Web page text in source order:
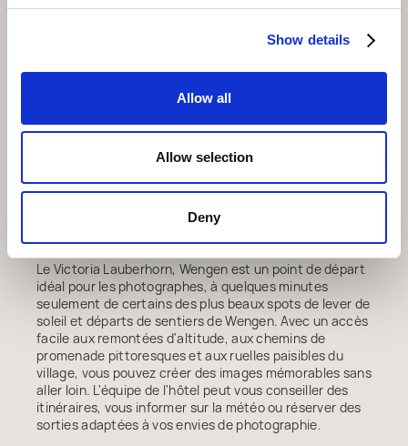
Show details
Allow all
Allow selection
Deny
photo de base, mais il est conseillé d'apporter votre
balades photographiques guidées peuvent être
proposées par des guides de randonnée locaux ou dans
organisées sur demande pour des groupes privés ou
du Victoria Lauberhorn, Wengen peut vous aider avec
des recommandations ou des réservations.
Séjournez au Victoria Lauberhorn, Wengen
Le Victoria Lauberhorn, Wengen est un point de départ
idéal pour les photographes, à quelques minutes
seulement de certains des plus beaux spots de lever de
soleil et départs de sentiers de Wengen. Avec un accès
facile aux remontées d'altitude, aux chemins de
promenade pittoresques et aux ruelles paisibles du
village, vous pouvez créer des images mémorables sans
aller loin. L'équipe de l'hôtel peut vous conseiller des
itinéraires, vous informer sur la météo ou réserver des
sorties adaptées à vos envies de photographie.